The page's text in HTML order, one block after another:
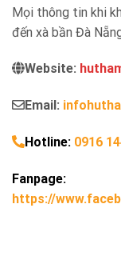
Mọi thông tin khi
đến xà bần Đà
Website:
Email:
Hotline: 0916
Fanpage:
https://